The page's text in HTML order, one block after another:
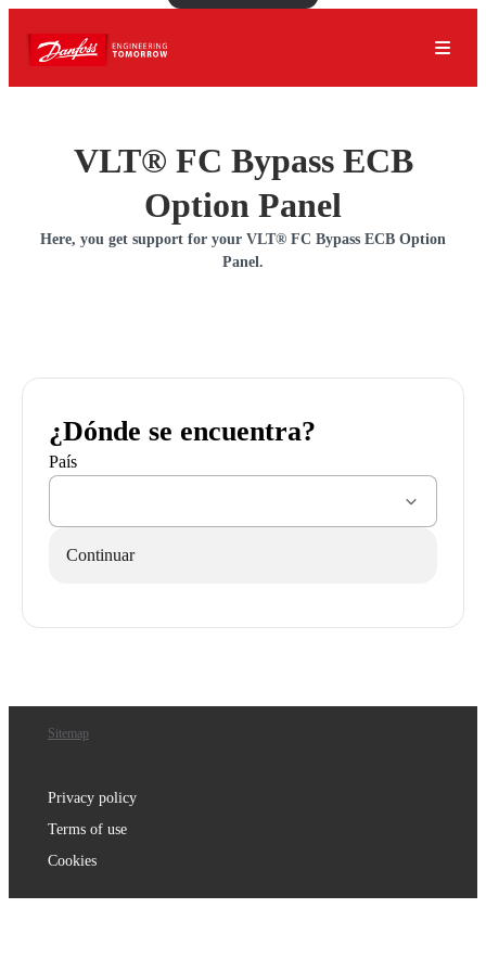
VLT® FC Bypass ECB
Option Panel
Here, you get support for your VLT® FC Bypass ECB Option
Panel.
¿Dónde se encuentra?
País
Continuar
Sitemap
Privacy policy
Terms of use
Cookies